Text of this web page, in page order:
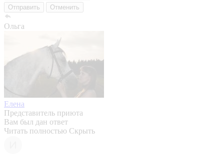
Отправить Отменить
Ольга
Елена
Представитель приюта
Вам был дан ответ
Читать полностью Скрыть